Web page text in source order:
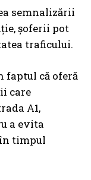
semnalizării
șoferii pot
traficului.
faptul că oferă
care
A1,
a evita
timpul